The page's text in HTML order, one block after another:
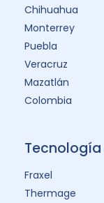
Chihuahua
Monterrey
Puebla
Veracruz
Mazatlán
Colombia
Fraxel
Thermage